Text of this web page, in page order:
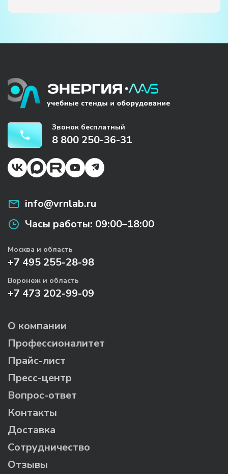
Звонок бесплатный
8 800 250-36-31
info@vrnlab.ru
Часы работы: 09:00–18:00
Москва и область
+7 495 255-28-98
Воронеж и область
+7 473 202-99-09
О компании
Профессионалитет
Прайс-лист
Пресс-центр
Вопрос-ответ
Контакты
Доставка
Сотрудничество
Отзывы